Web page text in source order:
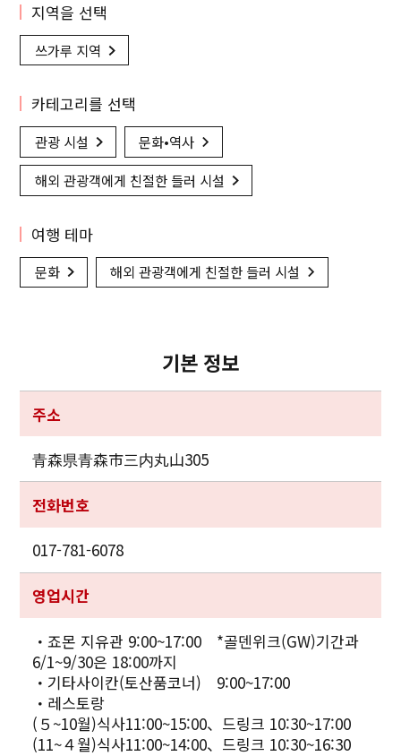
지역을 선택
쓰가루 지역
카테고리를 선택
관광 시설
문화•역사
해외 관광객에게 친절한 들러 시설
여행 테마
문화 해외 관광객에게 친절한 들러 시설
기본 정보
주소
青森県青森市三内丸山305
전화번호
017-781-6078
영업시간
・죠몬 지유관 9:00~17:00 *골덴위크(GW)기간과
6/1~9/30은 18:00까지
・기타사이칸(토산품코너) 9:00~17:00
・레스토랑
(５~10월)식사11:00~15:00、드링크 10:30~17:00
(11~４월)식사11:00~14:00、드링크 10:30~16:30